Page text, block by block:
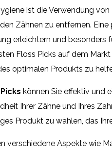
ist die Verwendung
Zähnen zu entfernen.
erleichtern und besonders
Floss Picks auf dem
optimalen Produkts zu
können Sie effektiv und
Ihrer Zähne und Ihres
Produkt zu wählen, das
verschiedene Aspekte wie